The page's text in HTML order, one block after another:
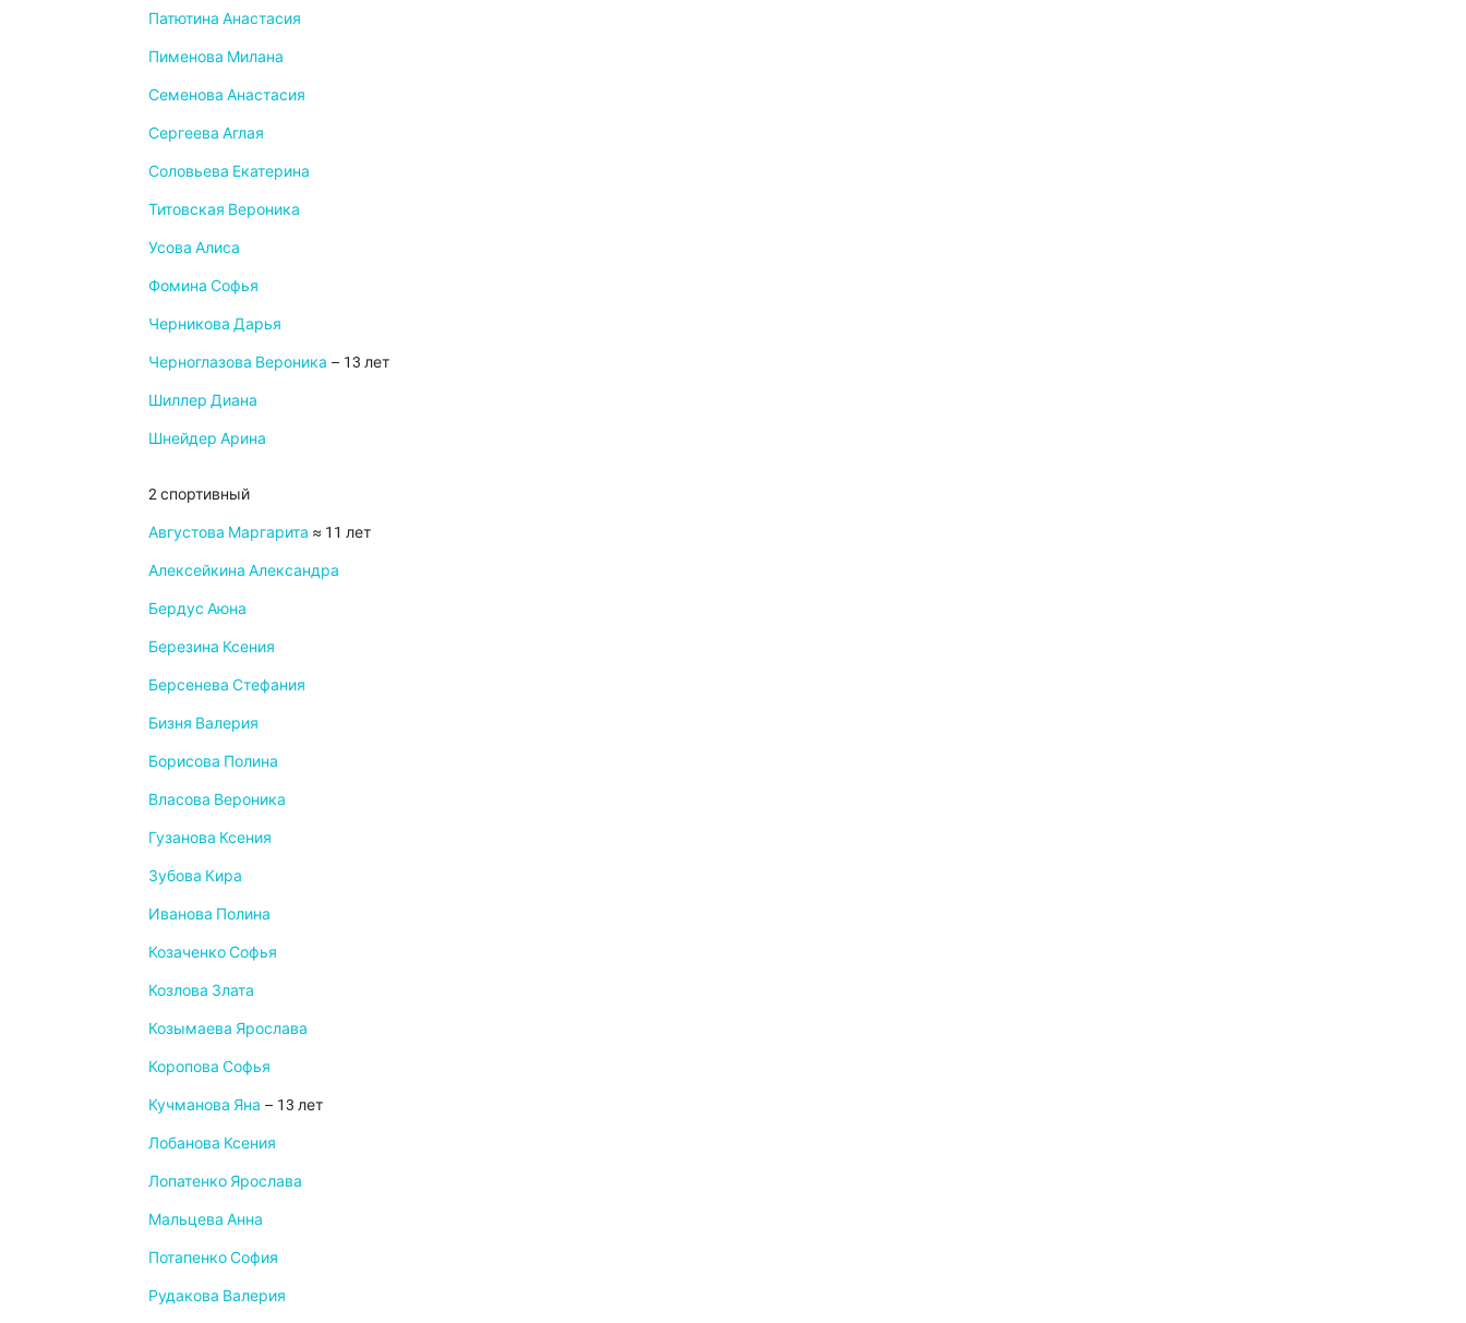
Патютина Анастасия
Пименова Милана
Семенова Анастасия
Сергеева Аглая
Соловьева Екатерина
Титовская Вероника
Усова Алиса
Фомина Софья
Черникова Дарья
Черноглазова Вероника – 13 лет
Шиллер Диана
Шнейдер Арина
2 спортивный
Августова Маргарита ≈ 11 лет
Алексейкина Александра
Бердус Аюна
Березина Ксения
Берсенева Стефания
Бизня Валерия
Борисова Полина
Власова Вероника
Гузанова Ксения
Зубова Кира
Иванова Полина
Козаченко Софья
Козлова Злата
Козымаева Ярослава
Коропова Софья
Кучманова Яна – 13 лет
Лобанова Ксения
Лопатенко Ярослава
Мальцева Анна
Потапенко София
Рудакова Валерия